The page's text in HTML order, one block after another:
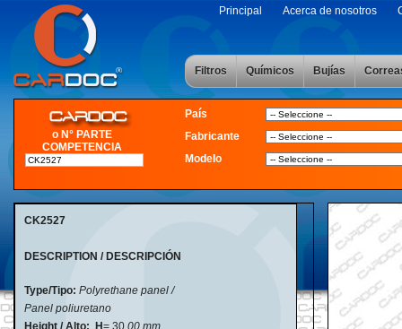
Principal Acerca de nosotros
Filtros Químicos Bujías
o N° PARTE
COMPETENCIA
País
Fabricante
Modelo
CK2527
DESCRIPTION / DESCRIPCIÓN
Type/Tipo: Polyrethane panel /
Panel poliuretano
Height / Alto: H = 30.00 mm